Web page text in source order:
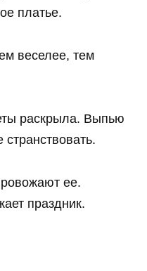
платье.
веселее, тем
раскрыла. Выпью
ее.
праздник.